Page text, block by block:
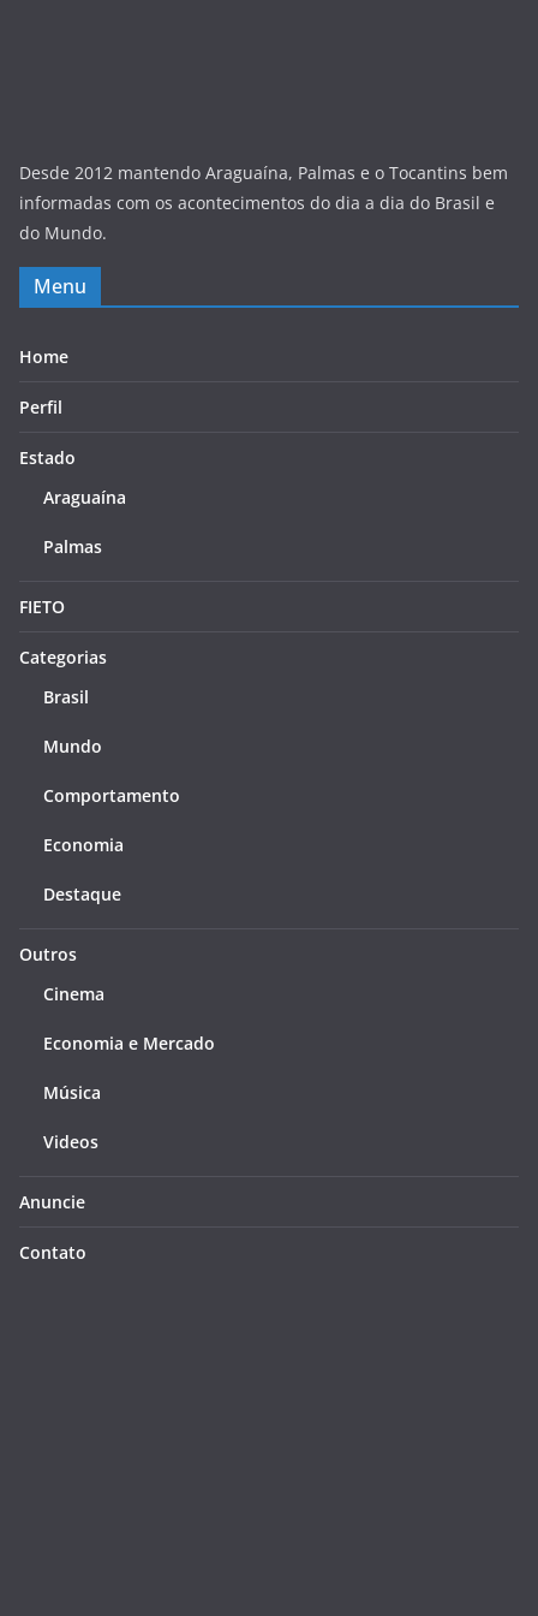
Desde 2012 mantendo Araguaína, Palmas e o Tocantins bem
informadas com os acontecimentos do dia a dia do Brasil e
do Mundo.
Menu
Home
Perfil
Estado
Araguaína
Palmas
FIETO
Categorias
Brasil
Mundo
Comportamento
Economia
Destaque
Outros
Cinema
Economia e Mercado
Música
Videos
Anuncie
Contato